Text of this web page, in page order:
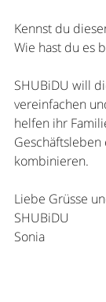
Kennst du
Wie hast du es
SHUBiDU will
vereinfachen
helfen ihr
kombinieren.
Liebe Grüsse
SHUBiDU
Sonia